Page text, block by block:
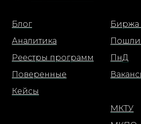
Блог
Аналитика
Реестры программ
Поверенные
Кейсы
Биржа
ПнД
МКТУ